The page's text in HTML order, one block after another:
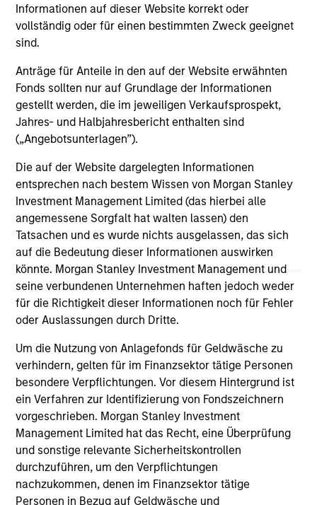
Informationen auf dieser Website korrekt oder
vollständig oder für einen bestimmten Zweck geeignet
sind.
Anträge für Anteile in den auf der Website erwähnten
Fonds sollten nur auf Grundlage der Informationen
gestellt werden, die im jeweiligen Verkaufsprospekt,
Jahres- und Halbjahresbericht enthalten sind
(„Angebotsunterlagen”).
Die auf der Website dargelegten Informationen
entsprechen nach bestem Wissen von Morgan Stanley
Investment Management Limited (das hierbei alle
angemessene Sorgfalt hat walten lassen) den
Tatsachen und es wurde nichts ausgelassen, das sich
auf die Bedeutung dieser Informationen auswirken
könnte. Morgan Stanley Investment Management und
seine verbundenen Unternehmen haften jedoch weder
für die Richtigkeit dieser Informationen noch für Fehler
oder Auslassungen durch Dritte.
Um die Nutzung von Anlagefonds für Geldwäsche zu
verhindern, gelten für im Finanzsektor tätige Personen
besondere Verpflichtungen. Vor diesem Hintergrund ist
ein Verfahren zur Identifizierung von Fondszeichnern
vorgeschrieben. Morgan Stanley Investment
Management Limited hat das Recht, eine Überprüfung
und sonstige relevante Sicherheitskontrollen
durchzuführen, um den Verpflichtungen
nachzukommen, denen im Finanzsektor tätige
Personen in Bezug auf Geldwäsche und
Private Credit Market Monitor - Q2
2026
Timely insights on the private credit landscape,
and investment considerations shaping the
asset class.
04-AUG-2026
May not represent all Team Members.
The information on this page is for informational
purposes only. The information contained herein does
not constitute and should not be construed as an
offering of advisory services or an offer to sell or a
solicitation of an offer to buy any securities in any
jurisdiction in which such offer or solicitation,
purchase or sale would be unlawful under the
securities, insurance or other laws of such jurisdiction.